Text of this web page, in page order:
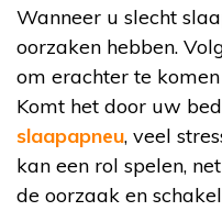
Wanneer u slecht
oorzaken hebben.
om erachter te
Komt het door uw
slaapapneu, veel
kan een rol spelen,
de oorzaak en